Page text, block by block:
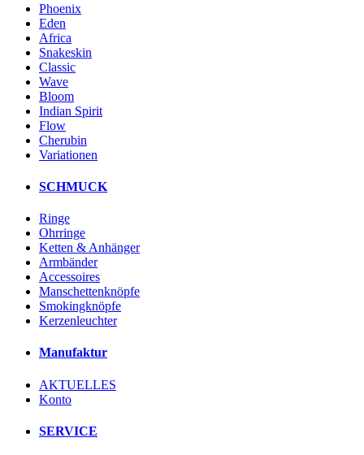
Phoenix
Eden
Africa
Snakeskin
Classic
Wave
Bloom
Indian Spirit
Flow
Cherubin
Variationen
SCHMUCK
Ringe
Ohrringe
Ketten & Anhänger
Armbänder
Accessoires
Manschettenknöpfe
Smokingknöpfe
Kerzenleuchter
Manufaktur
AKTUELLES
Konto
SERVICE